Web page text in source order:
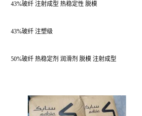
43%玻纤 注射成型 热稳定性 脱模
43%玻纤 注塑级
50%玻纤 热稳定剂 润滑剂 脱模 注射成型